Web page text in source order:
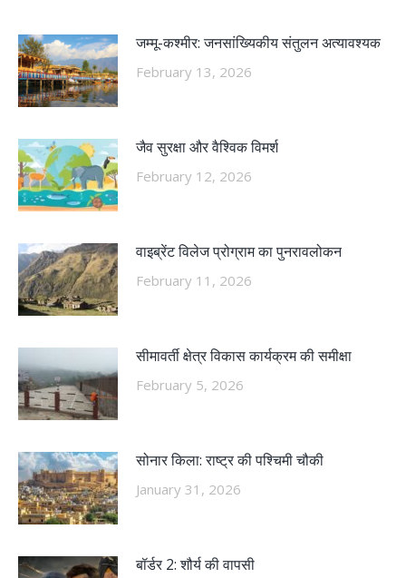
जम्मू-कश्मीर: जनसांख्यिकीय संतुलन अत्यावश्यक
February 13, 2026
जैव सुरक्षा और वैश्विक विमर्श
February 12, 2026
वाइब्रेंट विलेज प्रोग्राम का पुनरावलोकन
February 11, 2026
सीमावर्ती क्षेत्र विकास कार्यक्रम की समीक्षा
February 5, 2026
सोनार किला: राष्ट्र की पश्चिमी चौकी
January 31, 2026
बॉर्डर 2: शौर्य की वापसी